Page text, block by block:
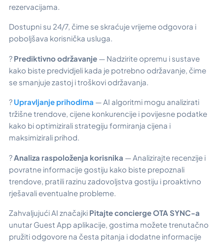
rezervacijama.
Dostupni su 24/7, čime se skraćuje vrijeme odgovora i
poboljšava korisnička usluga.
? Prediktivno održavanje — Nadzirite opremu i sustave
kako biste predvidjeli kada je potrebno održavanje, čime
se smanjuje zastoj i troškovi održavanja.
? Upravljanje prihodima — AI algoritmi mogu analizirati
tržišne trendove, cijene konkurencije i povijesne podatke
kako bi optimizirali strategiju formiranja cijena i
maksimizirali prihod.
?Analiza raspoloženja korisnika — Analizirajte recenzije i
povratne informacije gostiju kako biste prepoznali
trendove, pratili razinu zadovoljstva gostiju i proaktivno
rješavali eventualne probleme.
Zahvaljujući AI značajki Pitajte conciergeOTA SYNC-a
unutar Guest App aplikacije, gostima možete trenutačno
pružiti odgovore na česta pitanja i dodatne informacije